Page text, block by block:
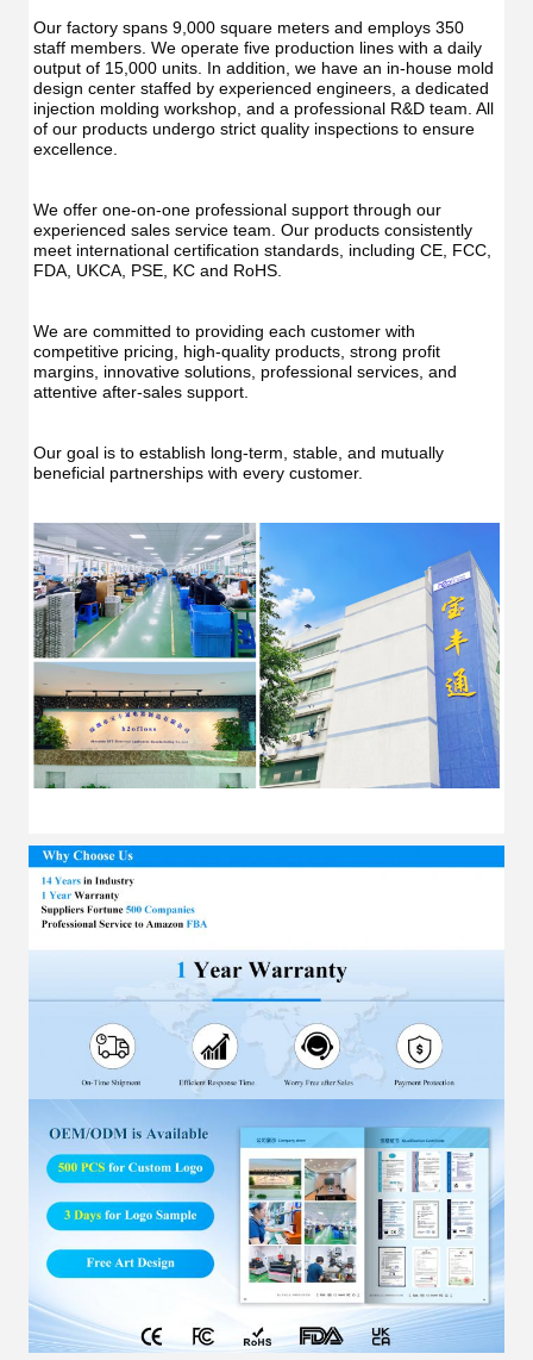
Cleaner
Water
Floss
Our factory spans 9,000 square meters and employs 350
staff members. We operate five production lines with a daily
output of 15,000 units. In addition, we have an in-house mold
design center staffed by experienced engineers, a dedicated
injection molding workshop, and a professional R&D team. All
of our products undergo strict quality inspections to ensure
excellence.
We offer one-on-one professional support through our
experienced sales service team. Our products consistently
meet international certification standards, including CE, FCC,
FDA, UKCA, PSE, KC and RoHS.
We are committed to providing each customer with
competitive pricing, high-quality products, strong profit
margins, innovative solutions, professional services, and
attentive after-sales support.
Our goal is to establish long-term, stable, and mutually
beneficial partnerships with every customer.